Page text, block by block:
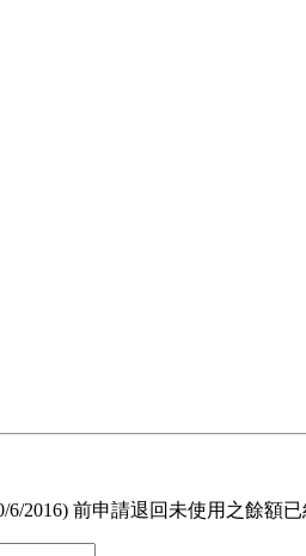
2016) 前申請退回未使用之餘額